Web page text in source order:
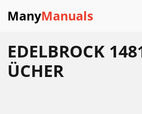
ManyManuals
EDELBROCK
ÜCHER